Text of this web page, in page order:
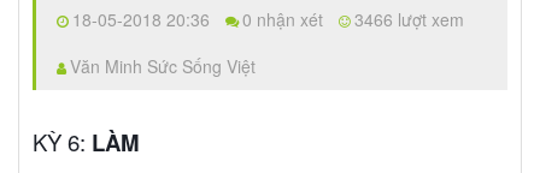
18-05-2018 20:36 0 nhận xét
3466 lượt xem
Văn Minh Sức Sống Việt
KỲ 6: LÀM